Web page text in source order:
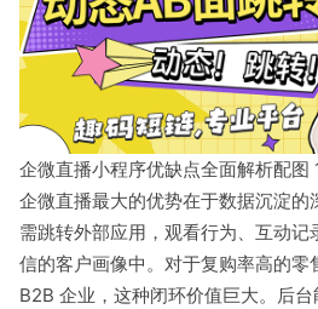
企微直播小程序优缺点全面解析配图
企微直播最大的优势在于数据沉淀的
需跳转外部应用，观看行为、互动记
信的客户画像中。对于复购率高的零
B2B 企业，这种闭环价值巨大。后